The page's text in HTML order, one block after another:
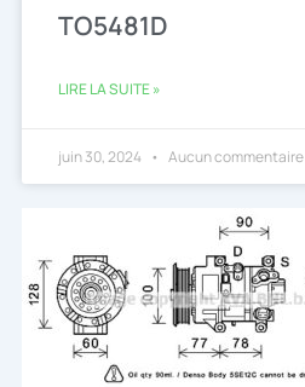
TO5481D
LIRE LA SUITE »
juin 30, 2024 Aucun commentaire